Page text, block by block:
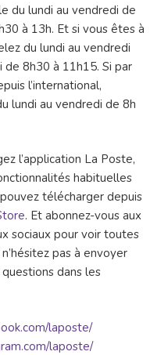
du lundi au vendredi de
à 13h. Et si vous êtes à
du lundi au vendredi
8h30 à 11h15. Si par
l’international,
lundi au vendredi de 8h
l’application La Poste,
habituelles
télécharger depuis
. Et abonnez-vous aux
sociaux pour voir toutes
pas à envoyer
dans les
laposte/
laposte/